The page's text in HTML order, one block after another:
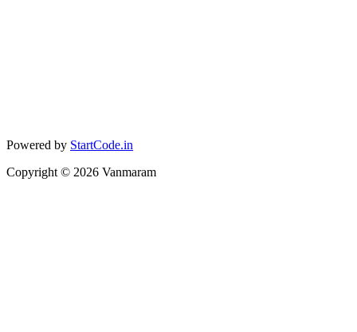
Powered by StartCode.in
Copyright © 2026 Vanmaram